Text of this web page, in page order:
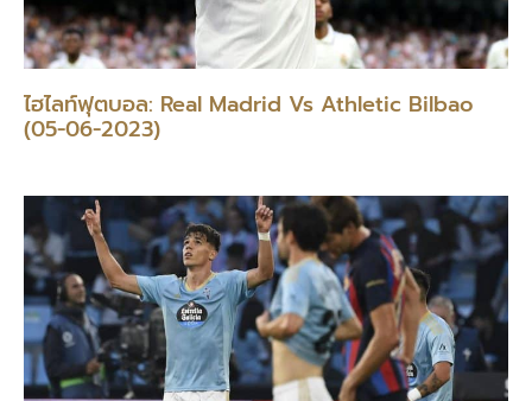
ไฮไลท์ฟุตบอล: Real Madrid Vs Athletic Bilbao
(05-06-2023)